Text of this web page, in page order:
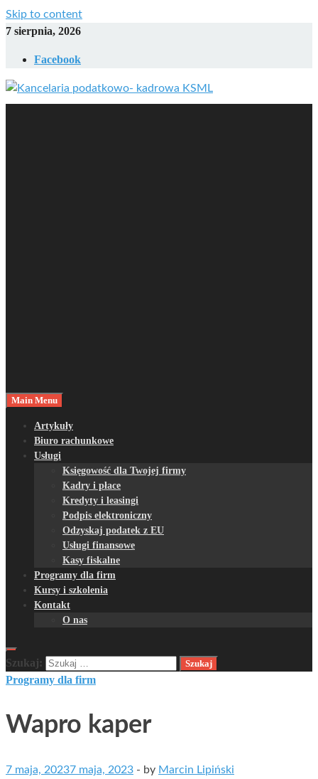
Skip to content
7 sierpnia, 2026
Facebook
Main Menu
Artykuły
Biuro rachunkowe
Usługi
Księgowość dla Twojej firmy
Kadry i płace
Kredyty i leasingi
Podpis elektroniczny
Odzyskaj podatek z EU
Usługi finansowe
Kasy fiskalne
Programy dla firm
Kursy i szkolenia
Kontakt
O nas
Szukaj:
Programy dla firm
Wapro kaper
7 maja, 20237 maja, 2023 - by Marcin Lipiński